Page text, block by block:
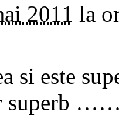
2011 la
si este
superb